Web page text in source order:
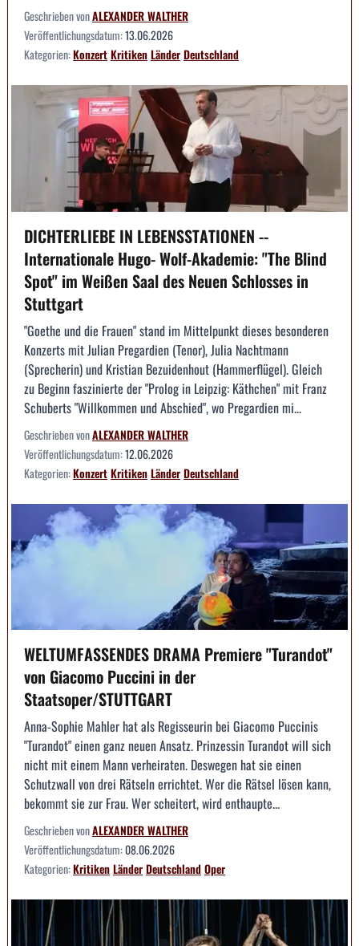
Geschrieben vonALEXANDER WALTHER
Veröffentlichungsdatum:13.06.2026
Kategorien:KonzertKritikenLänderDeutschland
DICHTERLIEBE IN LEBENSSTATIONEN --
Internationale Hugo- Wolf-Akademie: "The Blind
Spot" im Weißen Saal des Neuen Schlosses in
Stuttgart
"Goethe und die Frauen" stand im Mittelpunkt dieses besonderen
Konzerts mit Julian Pregardien (Tenor), Julia Nachtmann
(Sprecherin) und Kristian Bezuidenhout (Hammerflügel). Gleich
zu Beginn faszinierte der "Prolog in Leipzig: Käthchen" mit Franz
Schuberts "Willkommen und Abschied", wo Pregardien mi...
Geschrieben vonALEXANDER WALTHER
Veröffentlichungsdatum:12.06.2026
Kategorien:KonzertKritikenLänderDeutschland
WELTUMFASSENDES DRAMA Premiere "Turandot"
von Giacomo Puccini in der
Staatsoper/STUTTGART
Anna-Sophie Mahler hat als Regisseurin bei Giacomo Puccinis
"Turandot" einen ganz neuen Ansatz. Prinzessin Turandot will sich
nicht mit einem Mann verheiraten. Deswegen hat sie einen
Schutzwall von drei Rätseln errichtet. Wer die Rätsel lösen kann,
bekommt sie zur Frau. Wer scheitert, wird enthaupte...
Geschrieben vonALEXANDER WALTHER
Veröffentlichungsdatum:08.06.2026
Kategorien:KritikenLänderDeutschlandOper